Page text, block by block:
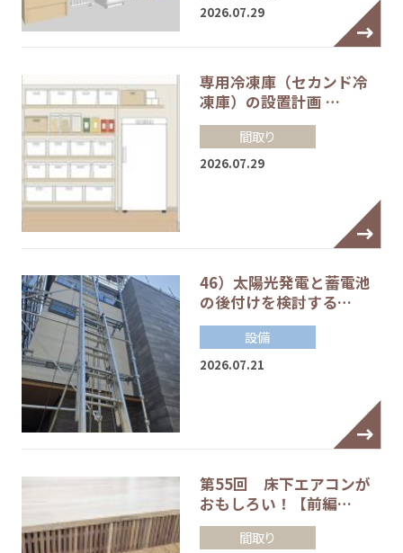
2026.07.29
専用冷凍庫（セカンド冷
凍庫）の設置計画 …
間取り
2026.07.29
46）太陽光発電と蓄電池
の後付けを検討する…
設備
2026.07.21
第55回 床下エアコンが
おもしろい！【前編…
間取り